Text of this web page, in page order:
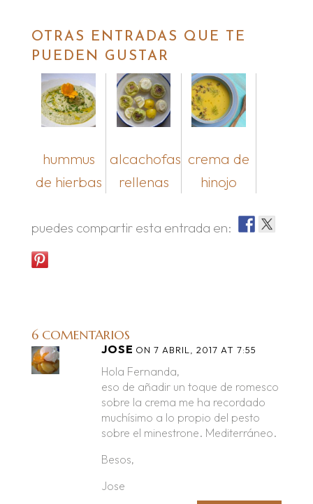
OTRAS ENTRADAS QUE TE
PUEDEN GUSTAR
hummus
de hierbas
alcachofas
rellenas
crema de
hinojo
puedes compartir esta entrada en:
6 COMENTARIOS
JOSE ON 7 ABRIL, 2017 AT 7:55
Hola Fernanda,
eso de añadir un toque de romesco
sobre la crema me ha recordado
muchísimo a lo propio del pesto
sobre el minestrone. Mediterráneo.
Besos,
Jose